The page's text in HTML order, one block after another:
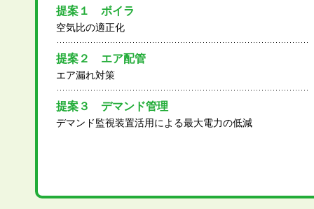
提案１ ボイラ
空気比の適正化
提案２ エア配管
エア漏れ対策
提案３ デマンド管理
デマンド監視装置活用による最大電力の低減